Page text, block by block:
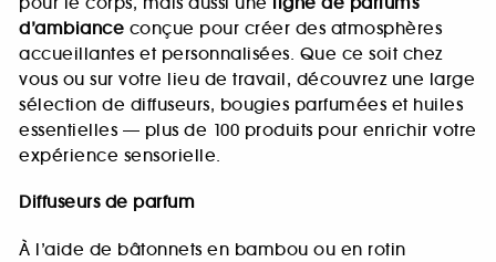
d’ambiance conçue pour créer des atmosphères
accueillantes et personnalisées. Que ce soit chez
vous ou sur votre lieu de travail, découvrez une large
sélection de diffuseurs, bougies parfumées et huiles
essentielles — plus de 100 produits pour enrichir votre
expérience sensorielle.
Diffuseurs de parfum
À l’aide de bâtonnets en bambou ou en rotin